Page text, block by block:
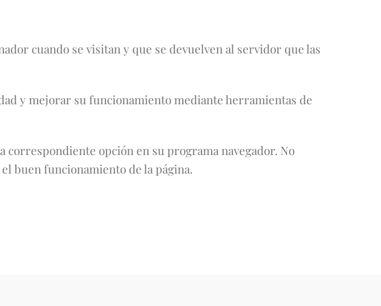
cuando se visitan y que se devuelven al servidor que las
y mejorar su funcionamiento mediante herramientas de
opción en su programa navegador. No
buen funcionamiento de la página.